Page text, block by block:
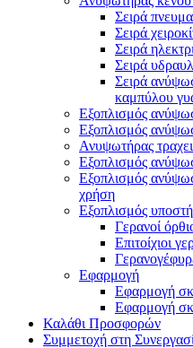
Σειρά
Σειρά
Σειρά
Σειρά
Σειρά
καμπύλου
Εξοπλισμός
Εξοπλισμός
Ανυψωτήρας
Εξοπλισμός
Εξοπλισμός
χρήση
Εξοπλισμός
Γερανοί
Επιτοίχιοι
Εφαρμογή
Εφαρμογή
Εφαρμογή
Καλάθι Προσφορών
Συμμετοχή στη